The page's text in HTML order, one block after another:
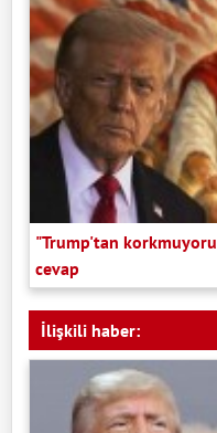
"Trump'tan
cevap
İlişkili haber: